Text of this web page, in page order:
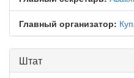
Главный организатор:
Штат